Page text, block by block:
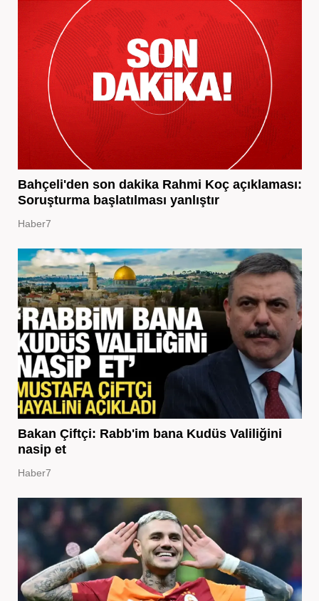
Bahçeli'den son dakika Rahmi Koç açıklaması:
Soruşturma başlatılması yanlıştır
Haber7
Bakan Çiftçi: Rabb'im bana Kudüs Valiliğini
nasip et
Haber7